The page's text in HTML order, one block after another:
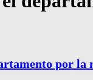
por la